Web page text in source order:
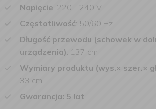
Napięcie: 220 - 240 V
Częstotliwość: 50/60 Hz
Długość przewodu (schowek w
urządzenia): 137 cm
Wymiary produktu (wys.× szer.×
33 cm
Gwarancja: 5 lat